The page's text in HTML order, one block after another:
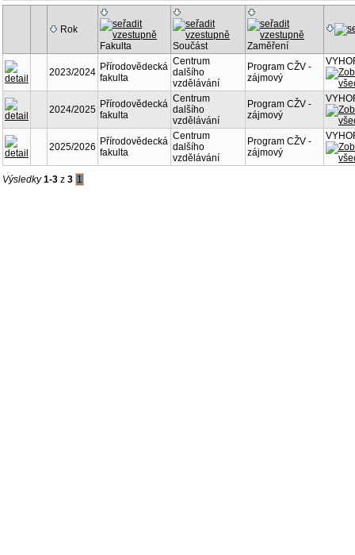
Rok
Fakulta
Součást Zaměření
2023/2024 Přírodovědecká
fakulta
Centrum
dalšího
vzdělávání
Program CŽV -
zájmový
2024/2025 Přírodovědecká
fakulta
Centrum
dalšího
vzdělávání
Program CŽV -
zájmový
2025/2026 Přírodovědecká
fakulta
Centrum
dalšího
vzdělávání
Program CŽV -
zájmový
Výsledky1-3 z 3 1